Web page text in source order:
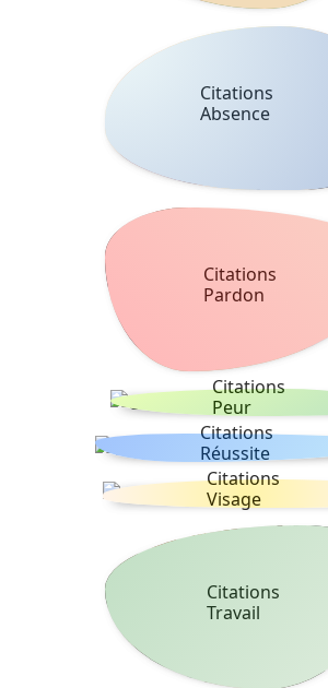
Citations
Absence
Citations
Pardon
Citations
Peur
Citations
Réussite
Citations
Visage
Citations
Travail